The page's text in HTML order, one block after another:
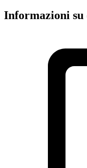
Informazioni su